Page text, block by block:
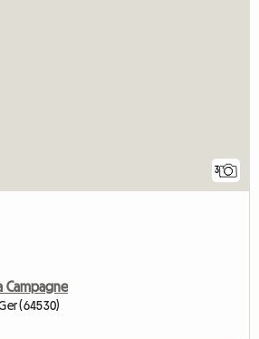
3
Campagne
(64530)